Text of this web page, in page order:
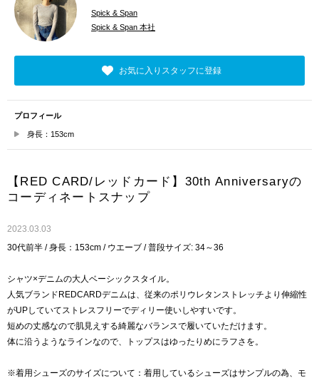
Spick & Span
Spick & Span 本社
お気に入りスタッフに登録
プロフィール
身長：153cm
【RED CARD/レッドカード】30th Anniversaryの
コーディネートスナップ
2023.03.03
30代前半 / 身長：153cm / ウエーブ / 普段サイズ: 34～36
シャツ×デニムの大人ベーシックスタイル。
人気ブランドREDCARDデニムは、従来のポリウレタンストレッチより伸縮性
がUPしていてストレスフリーでディリー使いしやすいです。
短めの丈感なので肌見えする綺麗なバランスで履いていただけます。
体に沿うようなラインなので、トップスはゆったりめにラフさを。
※着用シューズのサイズについて：着用しているシューズはサンプルの為、モ